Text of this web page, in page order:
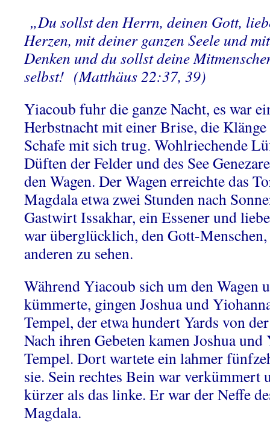
„Du sollst den Herrn, deinen Gott,
Herzen, mit deiner ganzen Seele und
Denken und du sollst deine
selbst! (Matthäus 22:37, 39)
Yiacoub fuhr die ganze Nacht, es war
Herbstnacht mit einer Brise, die
Schafe mit sich trug. Wohlriechende
Düften der Felder und des See
den Wagen. Der Wagen erreichte das
Magdala etwa zwei Stunden nach
Gastwirt Issakhar, ein Essener und
war überglücklich, den Gott-
anderen zu sehen.
Während Yiacoub sich um den Wagen
kümmerte, gingen Joshua und
Tempel, der etwa hundert Yards von
Nach ihren Gebeten kamen Joshua
Tempel. Dort wartete ein lahmer
sie. Sein rechtes Bein war verkümmert
kürzer als das linke. Er war der Neffe
Magdala.